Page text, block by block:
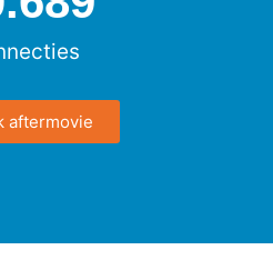
aftermovie